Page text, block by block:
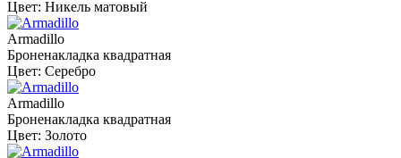
Цвет: Никель матовый
Armadillo
Броненакладка квадратная
Цвет: Серебро
Armadillo
Броненакладка квадратная
Цвет: Золото